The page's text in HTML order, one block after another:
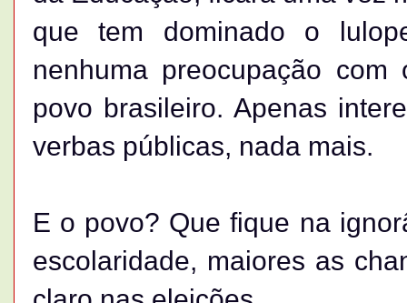
que tem dominado o
nenhuma preocupação
povo brasileiro. Apenas
verbas públicas, nada mais.
E o povo? Que fique na
escolaridade, maiores as